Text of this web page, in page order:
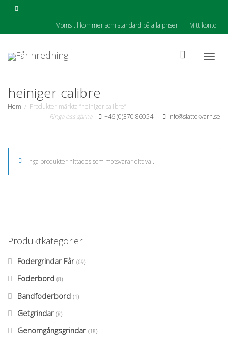
Moms tillkommer som standard på alla priser. Mitt konto
heiniger calibre
Hem
Produkter märkta ”heiniger calibre”
Ringa oss gärna
+46 (0)370 86054 info@slattokvarn.se
Inga produkter hittades som motsvarar ditt val.
Produktkategorier
Fodergrindar Får (69)
Foderbord (8)
Bandfoderbord (1)
Getgrindar (8)
Genomgångsgrindar (18)